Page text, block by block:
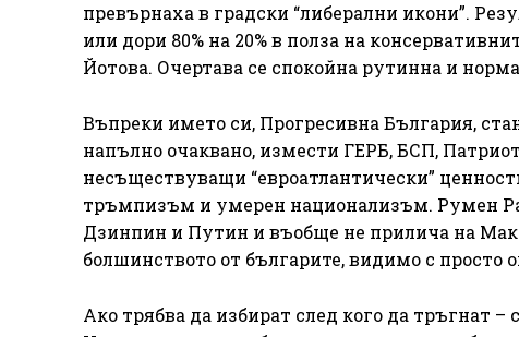
превърнаха в градски “либерални икони”.
или дори 80% на 20% в полза на
Йотова. Очертава се спокойна рутинна и
Въпреки името си, Прогресивна България,
напълно очаквано, измести ГЕРБ, БСП,
несъществуващи “евроатлантически”
тръмпизъм и умерен национализъм. Румен
Дзинпин и Путин и въобще не прилича на
болшинството от българите, видимо с просто
Ако трябва да избират след кого да тръгнат